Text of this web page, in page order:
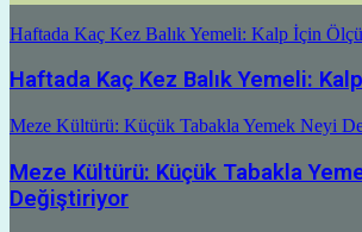
Haftada Kaç Kez Balık Yemeli: Kalp İçin
Haftada Kaç Kez Balık Yemeli:
Meze Kültürü: Küçük Tabakla Yemek Neyi
Meze Kültürü: Küçük Tabakla
Değiştiriyor